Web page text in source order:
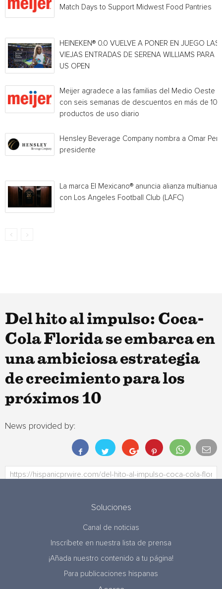
Match Days to Support Midwest Food Pantries
HEINEKEN® 0.0 VUELVE A PONER EN JUEGO LAS
VIEJAS ENTRADAS DE SERENA WILLIAMS PARA
US OPEN
Meijer agradece a las familias del Medio Oeste
con seis semanas de descuentos en más de
productos de uso diario
Hensley Beverage Company nombra a Omar
presidente
La marca El Mexicano® anuncia alianza multianual
con Los Angeles Football Club (LAFC)
Del hito al impulso: Coca-
Cola Florida se embarca en
una ambiciosa estrategia
de crecimiento para los
próximos 10
News provided by:
Soluciones
Canal de noticias
Inscríbete en nuestra lista de prensa
¡Añada nuestro contenido a tu página!
Para publicaciones hispanas